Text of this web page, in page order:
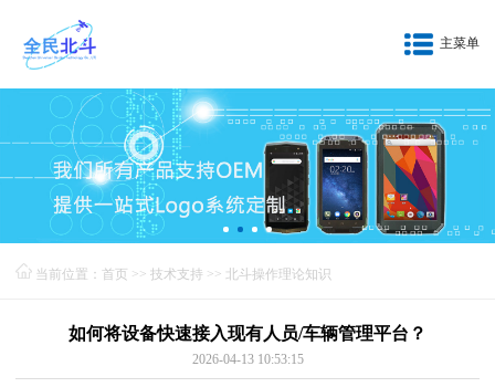
主菜单
当前位置：首页 >>技术支持 >> 北斗操作理论知识
如何将设备快速接入现有人员/车辆管理平台？
2026-04-13 10:53:15